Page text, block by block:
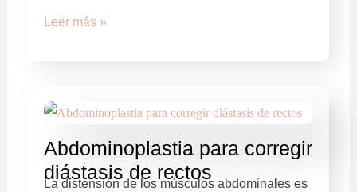
Leer más »
Abdominoplastia para corregir
diástasis de rectos
La distensión de los músculos abdominales es